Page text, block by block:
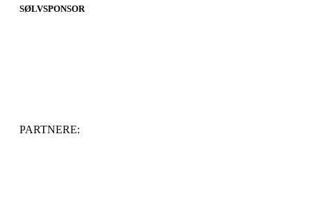
SØLVSPONSOR
PARTNERE: